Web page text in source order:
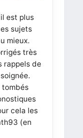
est plus
sujets
mieux.
très
rappels de
tombés
cela les
(en